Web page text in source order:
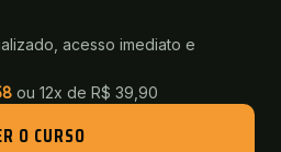
acesso imediato e
ou 12x de R$ 39,90
O CURSO